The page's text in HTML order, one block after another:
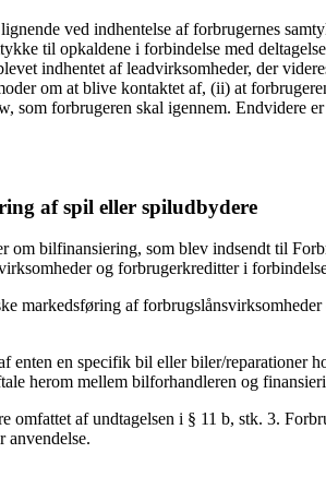
ved indhentelse af forbrugernes
til opkaldene i forbindelse med
indhentet af leadvirksomheder, der
om at blive kontaktet af, (ii) at
forbrugeren skal igennem. Endvidere
af spil eller spiludbydere
bilfinansiering, som blev indsendt til
og forbrugerkreditter i
markedsføring af
en specifik bil eller biler/reparationer
herom mellem bilforhandleren og
af undtagelsen i § 11 b, stk. 3.
anvendelse.